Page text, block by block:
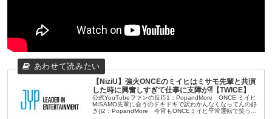
【NiziU】強火ONCEのミイヒはミサモ先輩と共演
した時に興奮しすぎて仕事に支障が⁈【TWICE】
公式YouTubeファンの反応1：PopandMore ONCE ミイヒ
MISAMO先輩に会うのドキドキで訳わかんなくなってんの好
き()2：PopandMore 今宵もONCEミイヒ平常運転で笑った